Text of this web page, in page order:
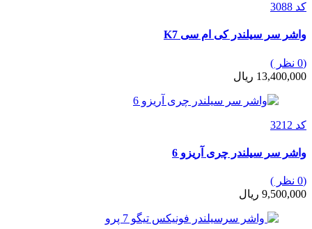
کد 3088
واشر سر سیلندر کی ام سی K7
(0 نظر )
13,400,000 ریال
کد 3212
واشر سر سیلندر چری آریزو 6
(0 نظر )
9,500,000 ریال